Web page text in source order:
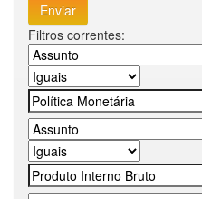
Filtros correntes: